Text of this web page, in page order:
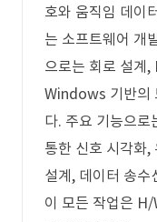
호와 움직임 데이
는 소프트웨어 개
으로는 회로 설계,
Windows 기반의
다. 주요 기능으로
통한 신호 시각화
설계, 데이터 송수
이 모든 작업은 H/